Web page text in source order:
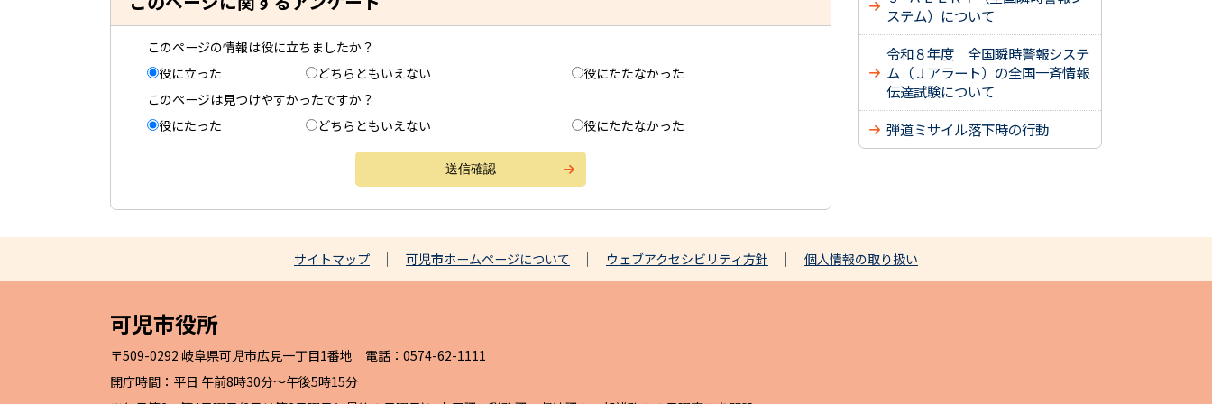
このページの情報は役に立ちましたか？
役に立った
どちらともいえない
役にたたなかった
このページは見つけやすかったですか？
役にたった
どちらともいえない 役にたたなかった
ステム）について
令和８年度 全国瞬時警報システ
ム（Ｊアラート）の全国一斉情報
伝達試験について
弾道ミサイル落下時の行動
サイトマップ 可児市ホームページについて ウェブアクセシビリティ方針 個人情報の取り扱い
可児市役所
〒509-0292 岐阜県可児市広見一丁目1番地 電話：0574-62-1111
開庁時間：平日 午前8時30分～午後5時15分